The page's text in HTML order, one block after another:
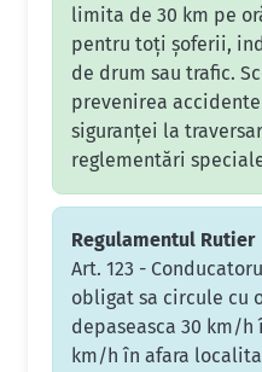
limita de 30 km pe
pentru toți șoferii,
de drum sau trafic.
prevenirea
siguranței la
reglementări
Regulamentul Rutier
Art. 123 -
obligat sa circule cu
depaseasca 30 km/
km/h în afara